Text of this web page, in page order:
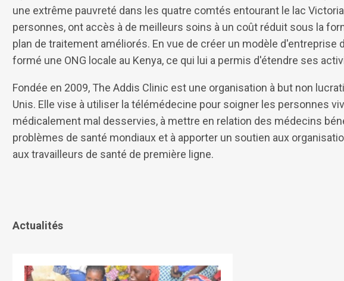
une extrême pauvreté dans les quatre comtés entourant le lac
personnes, ont accès à de meilleurs soins à un coût réduit sous la
plan de traitement améliorés. En vue de créer un modèle d'entreprise
formé une ONG locale au Kenya, ce qui lui a permis d'étendre ses
Fondée en 2009, The Addis Clinic est une organisation à but non
Unis. Elle vise à utiliser la télémédecine pour soigner les personnes
médicalement mal desservies, à mettre en relation des médecins
problèmes de santé mondiaux et à apporter un soutien aux
aux travailleurs de santé de première ligne.
Actualités